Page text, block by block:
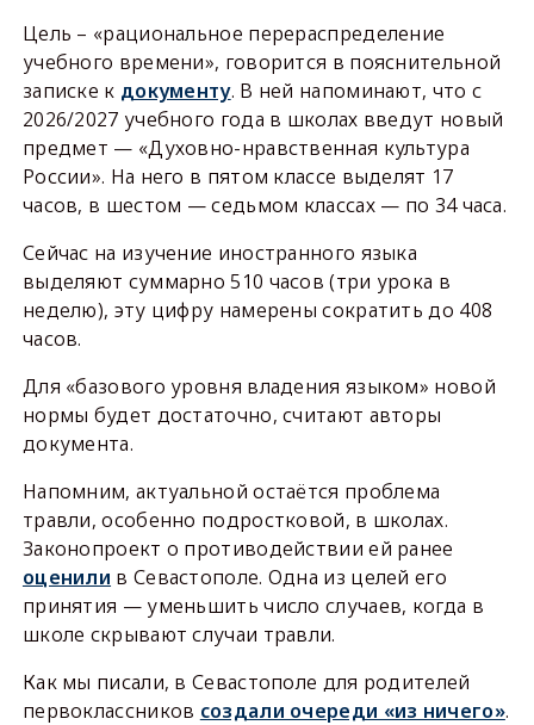
Цель – «рациональное перераспределение
учебного времени», говорится в пояснительной
записке к документу. В ней напоминают, что с
2026/2027 учебного года в школах введут новый
предмет — «Духовно-нравственная культура
России». На него в пятом классе выделят 17
часов, в шестом — седьмом классах — по 34 часа.
Сейчас на изучение иностранного языка
выделяют суммарно 510 часов (три урока в
неделю), эту цифру намерены сократить до 408
часов.
Для «базового уровня владения языком» новой
нормы будет достаточно, считают авторы
документа.
Напомним, актуальной остаётся проблема
травли, особенно подростковой, в школах.
Законопроект о противодействии ей ранее
оценили в Севастополе. Одна из целей его
принятия — уменьшить число случаев, когда в
школе скрывают случаи травли.
Как мы писали, в Севастополе для родителей
первоклассников создали очереди «из ничего».